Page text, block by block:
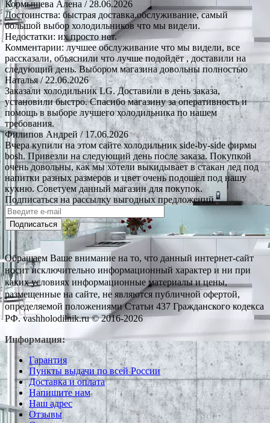
Кормышева Алена / 28.06.2026
Достоинства: быстрая доставка.обслуживание, самый
большой выбор холодильников что мы видели.
Недостатки: их просто нет.
Комментарии: лучшее обслуживание что мы видели, все
рассказали, объяснили что лучше подойдёт , доставили на
следующий день. Выбором магазина довольны полностью
Наталья/ 22.06.2026
Заказали холодильник LG. Доставили в день заказа,
установили быстро. Спасибо магазину за оперативность и
помощь в выборе лучшего холодильника по нашем
требования.
Филипов Андрей / 17.06.2026
Вчера купили на этом сайте холодильник side-by-side фирмы
bosh. Привезли на следующий день после заказа. Покупкой
очень довольны, как мы хотели выкидывает в стакан лед под
напитки разных размеров и цвет очень подошел под нашу
кухню. Советуем данный магазин для покупок.
Подписаться на рассылку выгодных предложений
Подписаться
Обращаем Ваше внимание на то, что данный интернет-сайт
носит исключительно информационный характер и ни при
каких условиях информационные материалы и цены,
размещенные на сайте, не являются публичной офертой,
определяемой положениями Статьи 437 Гражданского кодекса
РФ. vashholodilnik.ru © 2016-2026
Информация:
Гарантия
Пункты выдачи по всей России
Доставка и оплата
Напишите нам
Наш адрес
Отзывы